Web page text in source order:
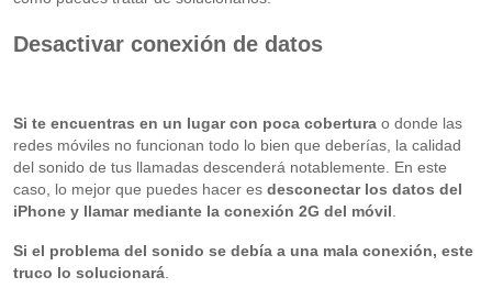
Desactivar conexión de datos
Si te encuentras en un lugar con poca coberturao donde las
redes móviles no funcionan todo lo bien que deberías, la calidad
del sonido de tus llamadas descenderá notablemente. En este
caso, lo mejor que puedes hacer esdesconectar los datos del
iPhone y llamar mediante la conexión 2G del móvil
Si el problema del sonido se debía a una mala conexión, este
truco lo solucionará.